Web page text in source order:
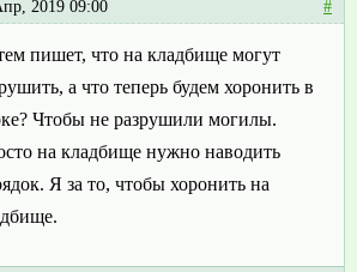
2019 09:00 #
пишет, что на кладбище могут
а что теперь будем хоронить в
Чтобы не разрушили могилы.
на кладбище нужно наводить
Я за то, чтобы хоронить на